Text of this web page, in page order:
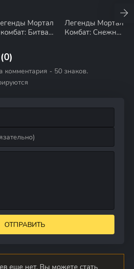
Мортал
комбат: Битва
Легенды Мортал
Комбат: Снежная
комментария - 50 знаков.
ОТПРАВИТЬ
еще нет. Вы можете стать